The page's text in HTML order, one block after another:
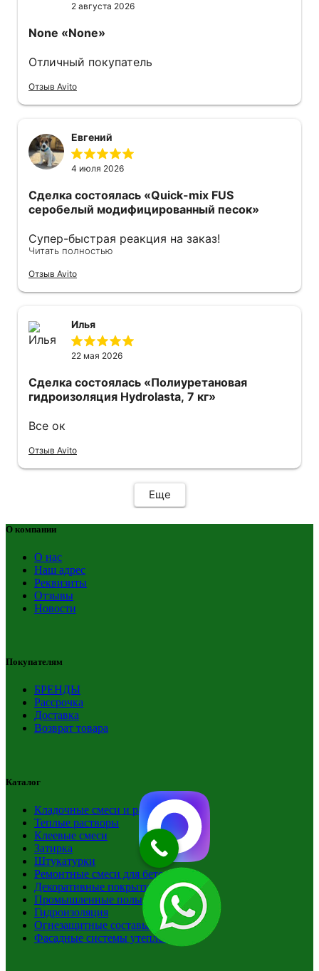
2 августа 2026
None «None»
Отличный покупатель
Отзыв Avito
Евгений
4 июля 2026
Сделка состоялась «Quick-mix FUS
серобелый модифицированный песок»
Супер-быстрая реакция на заказ!
Оперативно отправили курьера с мешками!
Рекомендую.
Читать полностью
Отзыв Avito
Илья
22 мая 2026
Сделка состоялась «Полиуретановая
гидроизоляция Hydrolasta, 7 кг»
Все ок
Отзыв Avito
Еще
О компании
О нас
Наш адрес
Реквизиты
Отзывы
Новости
Покупателям
БРЕНДЫ
Рассрочка
Доставка
Возврат товара
Каталог
Кладочные смеси и растворы
Теплые растворы
Клеевые смеси
Затирка
Штукатурки
Ремонтные смеси для бетона
Декоративные покрытия стен полов
Промышленные полы
Гидроизоляция
Огнезащитные составы краски
Фасадные системы утепления